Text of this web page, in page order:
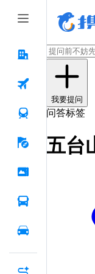
我要提问
问答标签
五台